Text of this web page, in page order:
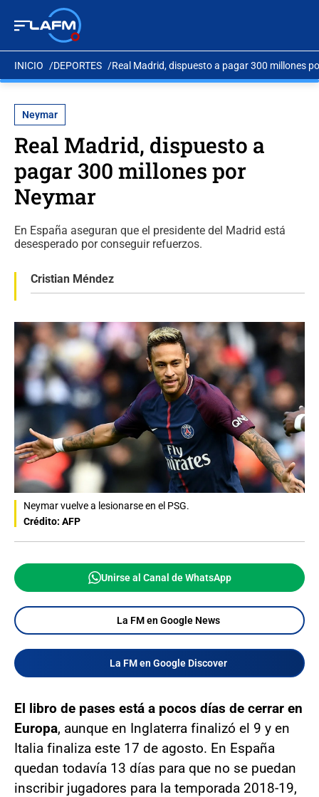
INICIO DEPORTES Real Madrid, dispuesto a pagar 300 millones
Neymar
Real Madrid, dispuesto a
pagar 300 millones por
Neymar
En España aseguran que el presidente del Madrid está
desesperado por conseguir refuerzos.
Cristian Méndez
Neymar vuelve a lesionarse en el PSG.
Crédito: AFP
Unirse al Canal de WhatsApp
La FM en Google News
La FM en Google Discover
El libro de pases está a pocos días de cerrar en
Europa, aunque en Inglaterra finalizó el 9 y en
Italia finaliza este 17 de agosto. En España
quedan todavía 13 días para que no se puedan
inscribir jugadores para la temporada 2018-19,